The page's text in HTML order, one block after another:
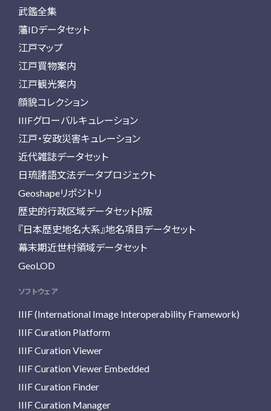
武鑑全集
藩IDデータセット
江戸マップ
江戸買物案内
江戸観光案内
顔貌コレクション
IIIFグローバルキュレーション
江戸・安政災害キュレーション
近代雑誌データセット
日琉諸語文法データプロジェクト
Geoshapeリポジトリ
歴史的行政区域データセットβ版
『日本歴史地名大系』地名項目データセット
幕末期近世村領域データセット
GeoLOD
ソフトウェア
IIIF (International Image Interoperability Framework)
IIIF Curation Platform
IIIF Curation Viewer
IIIF Curation Viewer Embedded
IIIF Curation Finder
IIIF Curation Manager